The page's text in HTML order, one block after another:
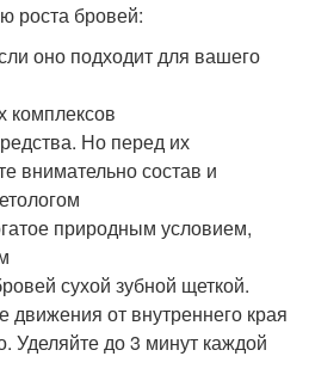
роста бровей:
оно подходит для вашего
комплексов
Но перед их
внимательно состав и
природным условием,
сухой зубной щеткой.
от внутреннего края
Уделяйте до 3 минут каждой